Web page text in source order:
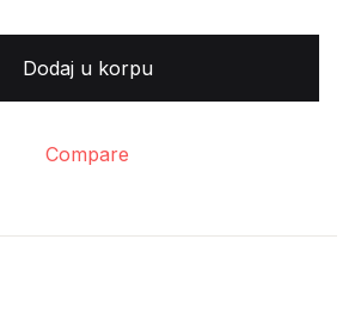
Dodaj u korpu
Compare